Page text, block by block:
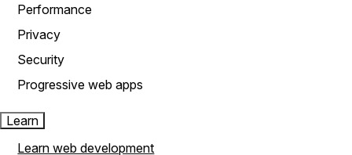
Performance
Privacy
Security
Progressive web apps
Learn
Learn web development